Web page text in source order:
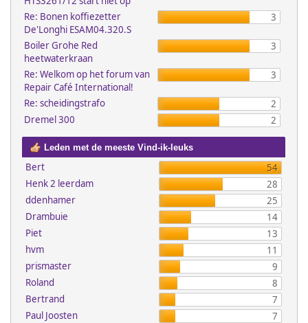
Re: Bonen koffiezetter
De'Longhi ESAM04.320.S
3
Boiler Grohe Red
heetwaterkraan
3
Re: Welkom op het forum van
Repair Café International!
3
Re: scheidingstrafo
2
Dremel 300
2
Leden met de meeste Vind-ik-leuks
Bert
54
Henk 2 leerdam
28
ddenhamer
25
Drambuie
14
Piet
13
hvm
11
prismaster
9
Roland
8
Bertrand
7
Paul Joosten
7